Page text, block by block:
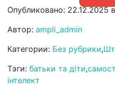
Опубликовано: 22.12.2025
Автор: ampli_admin
Категории: Без рубрики,
Тэги: батьки та діти,
інтелект